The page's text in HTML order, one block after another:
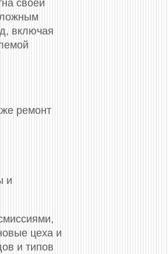
своей
включая
ремонт
и
цеха и
и типов